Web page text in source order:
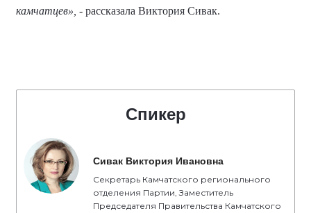
камчатцев», - рассказала Виктория Сивак.
Спикер
Сивак Виктория Ивановна
Секретарь Камчатского регионального
отделения Партии, Заместитель
Председателя Правительства Камчатского